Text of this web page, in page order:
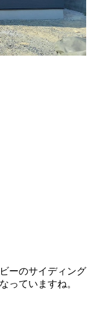
ーのサイディング
っていますね。